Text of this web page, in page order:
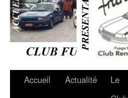
Accueil Actualité
Le